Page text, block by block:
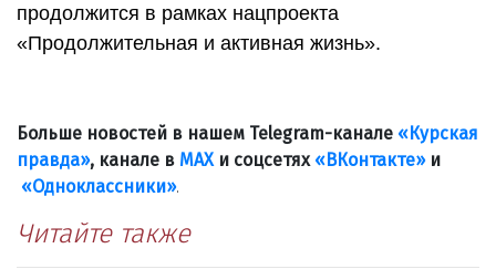
продолжится в рамках нацпроекта
«Продолжительная и активная жизнь».
Больше новостей в нашем Telegram-канале «Курская
правда», канале в МАХи соцсетях «ВКонтакте»и
«Одноклассники».
Читайте также